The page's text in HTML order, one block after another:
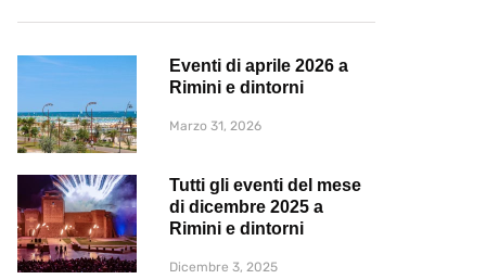
Eventi di aprile 2026 a
Rimini e dintorni
Marzo 31, 2026
Tutti gli eventi del mese
di dicembre 2025 a
Rimini e dintorni
Dicembre 3, 2025